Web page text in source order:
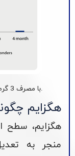
.با مصرف 3 گرم هگزایم پاسخ سریع تری دیده شده است
هگزایم
هگزایم، سطح
منجر به